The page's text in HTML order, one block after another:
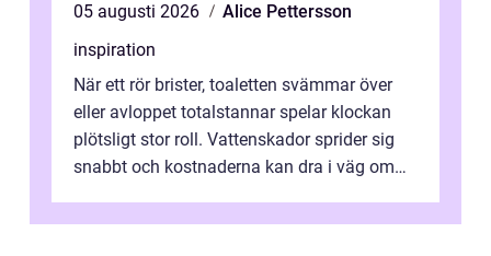
05 augusti 2026
Alice Pettersson
inspiration
När ett rör brister, toaletten svämmar över
eller avloppet totalstannar spelar klockan
plötsligt stor roll. Vattenskador sprider sig
snabbt och kostnaderna kan dra i väg om